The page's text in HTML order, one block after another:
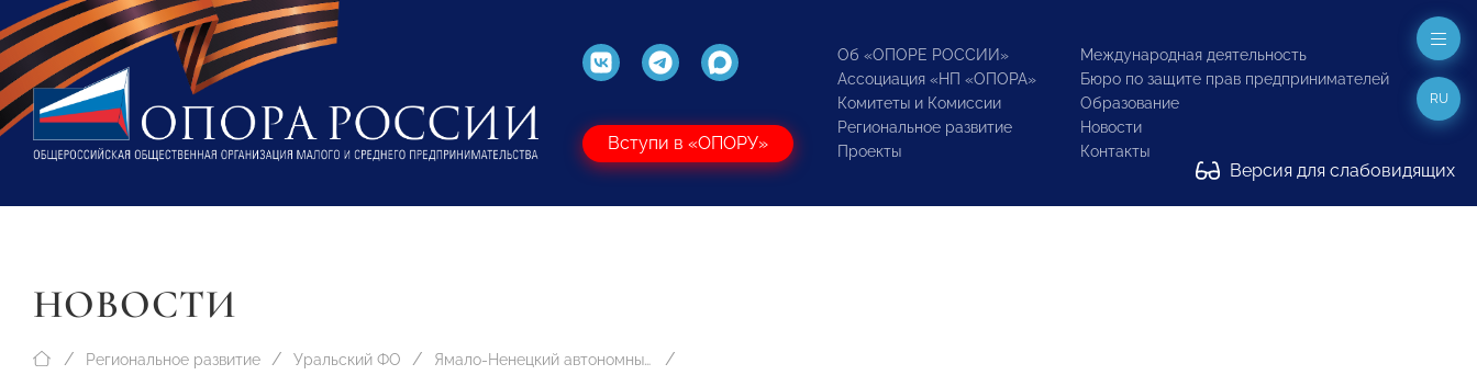
Вступи в «ОПОРУ»
Об «ОПОРЕ РОССИИ»
Ассоциация «НП «ОПОРА»
Комитеты и Комиссии
Региональное развитие
Проекты
Международная деятельность
Бюро по защите прав предпринимателей
Образование
Новости
Контакты
Версия для слабовидящих
RU
НОВОСТИ
Региональное развитие Уральский ФО Ямало-Ненецкий автономный округ